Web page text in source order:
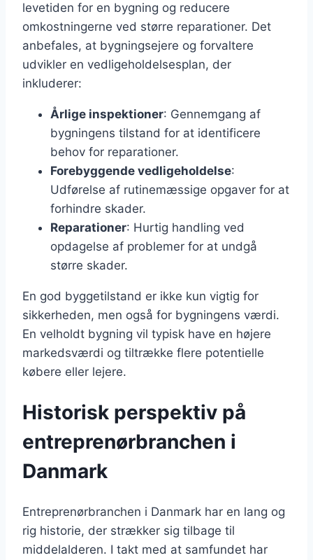
levetiden for en bygning og reducere
omkostningerne ved større reparationer. Det
anbefales, at bygningsejere og forvaltere
udvikler en vedligeholdelsesplan, der
inkluderer:
Årlige inspektioner: Gennemgang af
bygningens tilstand for at identificere
behov for reparationer.
Forebyggende vedligeholdelse:
Udførelse af rutinemæssige opgaver for at
forhindre skader.
Reparationer: Hurtig handling ved
opdagelse af problemer for at undgå
større skader.
En god byggetilstand er ikke kun vigtig for
sikkerheden, men også for bygningens værdi.
En velholdt bygning vil typisk have en højere
markedsværdi og tiltrække flere potentielle
købere eller lejere.
Historisk perspektiv på
entreprenørbranchen i
Danmark
Entreprenørbranchen i Danmark har en lang og
rig historie, der strækker sig tilbage til
middelalderen. I takt med at samfundet har